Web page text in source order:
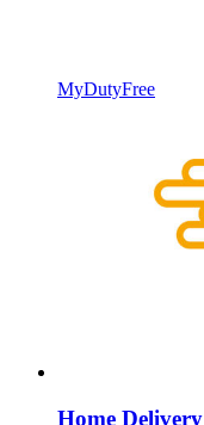
MyDutyFree
Home Delivery